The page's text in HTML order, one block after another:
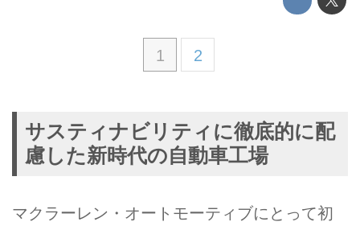
1 2
サスティナビリティに徹底的に配
慮した新時代の自動車工場
マクラーレン・オートモーティブにとって初